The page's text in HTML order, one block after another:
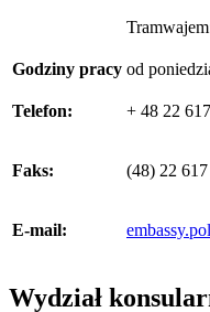
Godziny pracy od
Telefon: + 48 22
Faks: (48) 22
E-mail:
Wydział